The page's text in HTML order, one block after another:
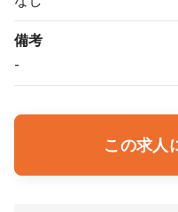
備考
-
この求人